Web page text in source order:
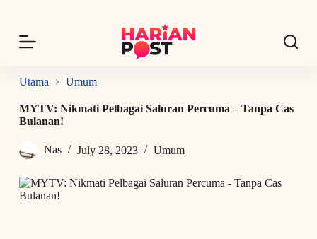
p
o
o
n
n
Utama Umum
MYTV: Nikmati Pelbagai Saluran Percuma – Tanpa Cas
Bulanan!
Nas July 28, 2023 Umum